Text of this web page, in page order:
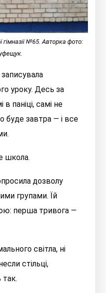
гімназії №65. Авторка фото:
уроку. Десь за
паніці, самі не
буде завтра — і все
школа.
дозволу
групами. Їй
перша тривога —
світла, ні
стільці,
так.